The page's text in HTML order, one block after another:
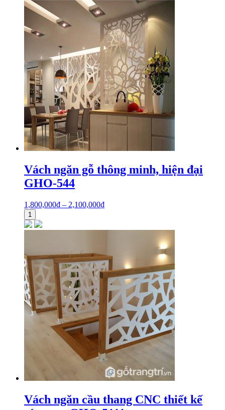
Vách ngăn gỗ thông minh, hiện đại
GHO-544
1,800,000₫ – 2,100,000₫
1
Vách ngăn cầu thang CNC thiết kế